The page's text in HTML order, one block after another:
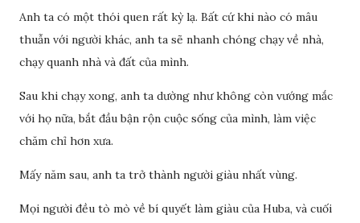
Anh ta có một thói quen rất kỳ lạ. Bất cứ khi nào có mâu
thuẫn với người khác, anh ta sẽ nhanh chóng chạy về nhà,
chạy quanh nhà và đất của mình.
Sau khi chạy xong, anh ta dường như không còn vướng mắc
với họ nữa, bắt đầu bận rộn cuộc sống của mình, làm việc
chăm chỉ hơn xưa.
Mấy năm sau, anh ta trở thành người giàu nhất vùng.
Mọi người đều tò mò về bí quyết làm giàu của Huba, và cuối